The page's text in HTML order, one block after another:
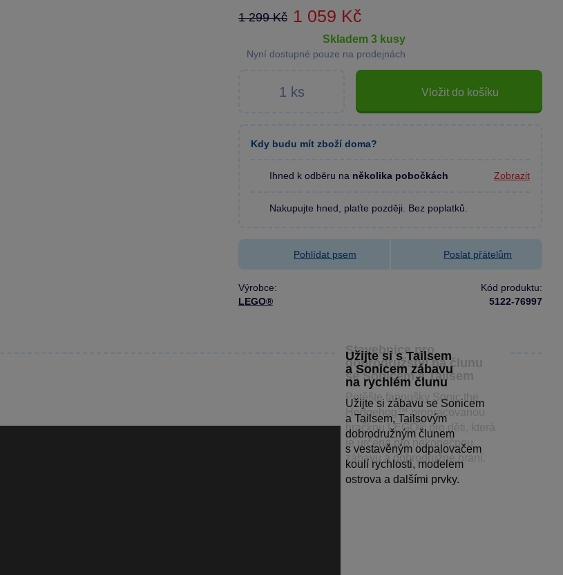
1 299 Kč 1 059 Kč
skladem 3 kusy
Nyní dostupné pouze na prodejnách
Vložit do košíku
Kdy budu mít zboží doma?
Ihned k odběru na několika pobočkách Zobrazit
Nakupujte hned, plaťte později. Bez poplatků.
Pohlídat psem Poslat přátelům
Výrobce:
LEGO®
Kód produktu:
5122-76997
Stavebnice pro
dobrodružství na člunu
se Sonicem a Tailsem
Potěšte fanoušky Sonic the
Hedgehog™ propracovanou
hračkou LEGO® pro děti, která
je určena pro nekonečnou
zábavu a dobrodružné hraní.
Užijte si s Tailsem
a Sonicem zábavu
na rychlém člunu
Užijte si zábavu se Sonicem
a Tailsem, Tailsovým
dobrodružným člunem
s vestavěným odpalovačem
koulí rychlosti, modelem
ostrova a dalšími prvky.